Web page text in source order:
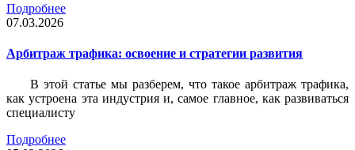
Подробнее
07.03.2026
Арбитраж трафика: освоение и стратегии развития
В этой статье мы разберем, что такое арбитраж трафика,
как устроена эта индустрия и, самое главное, как развиваться
специалисту
Подробнее